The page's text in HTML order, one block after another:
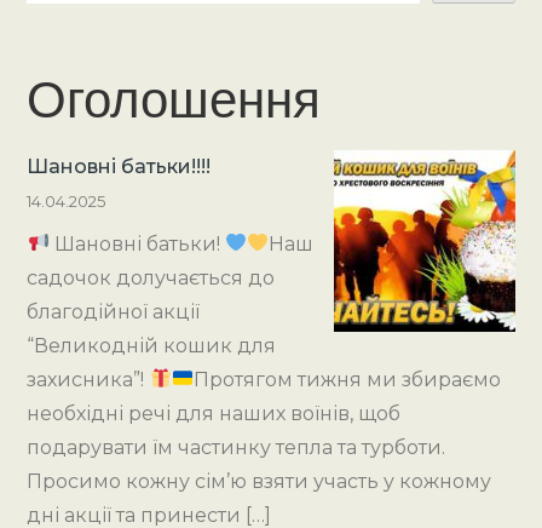
Оголошення
Шановні батьки!!!!
14.04.2025
Шановні батьки!
Наш
садочок долучається до
благодійної акції
“Великодній кошик для
захисника”!
Протягом тижня ми збираємо
необхідні речі для наших воїнів, щоб
подарувати їм частинку тепла та турботи.
Просимо кожну сім’ю взяти участь у кожному
дні акції та принести […]